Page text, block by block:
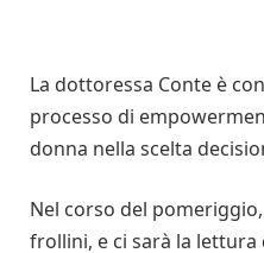
La dottoressa Conte è
processo di
donna nella scelta
Nel corso del
frollini, e ci sarà la